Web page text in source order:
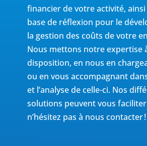
financier de votreactivité,
base de réflexion pour le
la gestion des coûts de votre
Nous mettons notre expertise
disposition, en nous en
ou en vous accompagnant
et l’analyse de celle-ci. Nos
solutions peuvent vous faciliter
n’hésitez pas à nous contacter !